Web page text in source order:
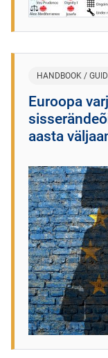
HANDBOOK /
Euroopa
aasta